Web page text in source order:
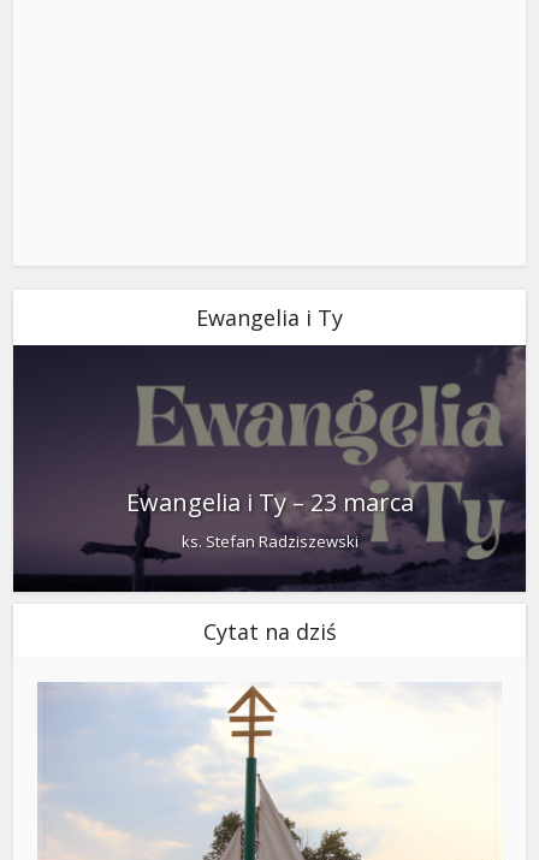
Ewangelia i Ty
Ewangelia i Ty – 23 marca
ks. Stefan Radziszewski
Cytat na dziś